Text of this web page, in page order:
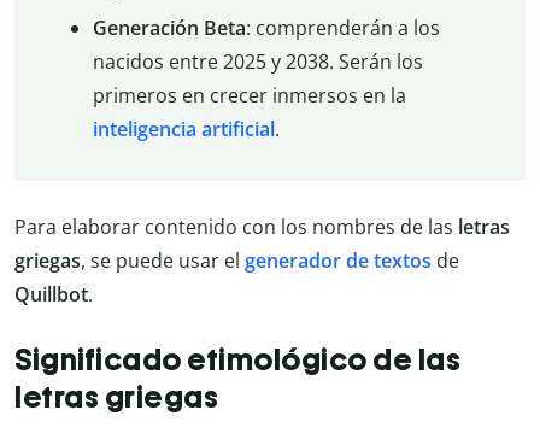
Generación Beta: comprenderán a los
nacidos entre 2025 y 2038. Serán los
primeros en crecer inmersos en la
inteligencia artificial.
Para elaborar contenido con los nombres de las letras
griegas, se puede usar el generador de textos de
Quillbot.
Significado etimológico de las
letras griegas